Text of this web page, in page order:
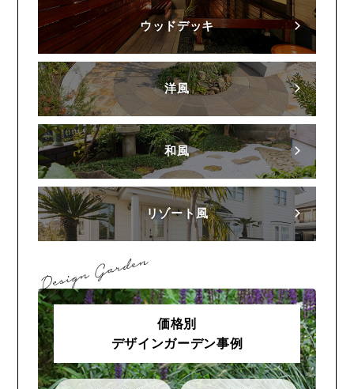
ウッドデッキ
洋風
和風
リゾート風
価格別
デザインガーデン事例